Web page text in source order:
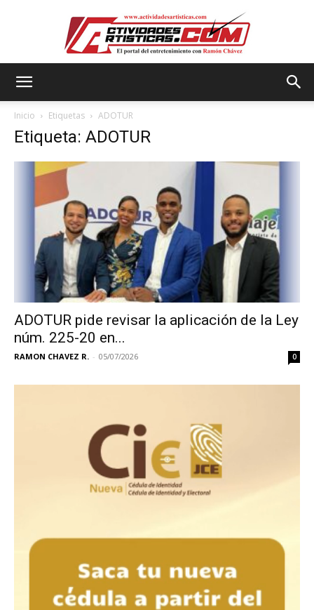
Inicio Etiquetas ADOTUR
Etiqueta: ADOTUR
ADOTUR pide revisar la aplicación de la Ley
núm. 225-20 en...
RAMON CHAVEZ R. - 05/07/2026 0